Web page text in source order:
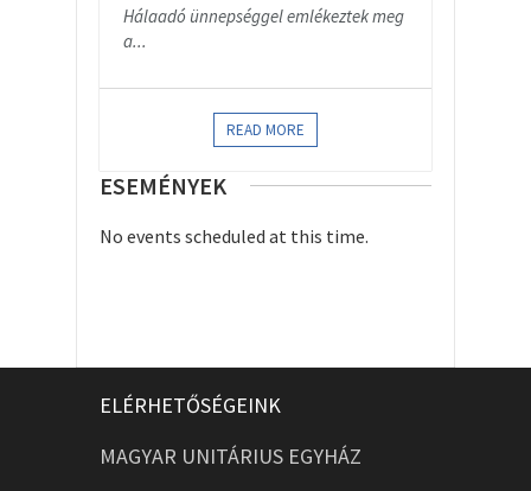
Hálaadó ünnepséggel emlékeztek meg
a...
READ MORE
ESEMÉNYEK
No events scheduled at this time.
ELÉRHETŐSÉGEINK
MAGYAR UNITÁRIUS EGYHÁZ